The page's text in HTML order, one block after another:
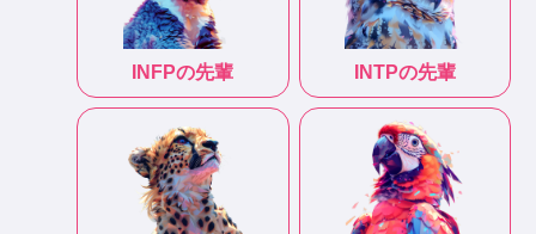
INFPの先輩 INTPの先輩